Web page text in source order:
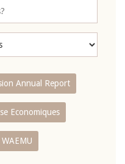
Annual Report
Economiques